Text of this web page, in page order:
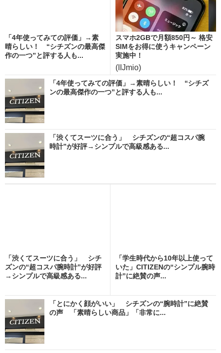
「4年使ってみての評価」→素
晴らしい！ “シチズンの最高傑
作の一つ”と評する人も...
スマホ2GBで月額850円～ 格安
SIMをお得に使うキャンペーン
実施中！
(IIJmio)
「4年使ってみての評価」→素晴らしい！ “シチズ
ンの最高傑作の一つ”と評する人も...
「渋くてスーツに合う」 シチズンの“超コスパ腕
時計”が好評→シンプルで高級感ある...
「渋くてスーツに合う」 シチ
ズンの“超コスパ腕時計”が好評
→シンプルで高級感ある...
「学生時代から10年以上使って
いた」CITIZENの“シンプル腕時
計”に絶賛の声...
「とにかく顔がいい」 シチズンの“腕時計”に絶賛
の声 「素晴らしい商品」「非常に...